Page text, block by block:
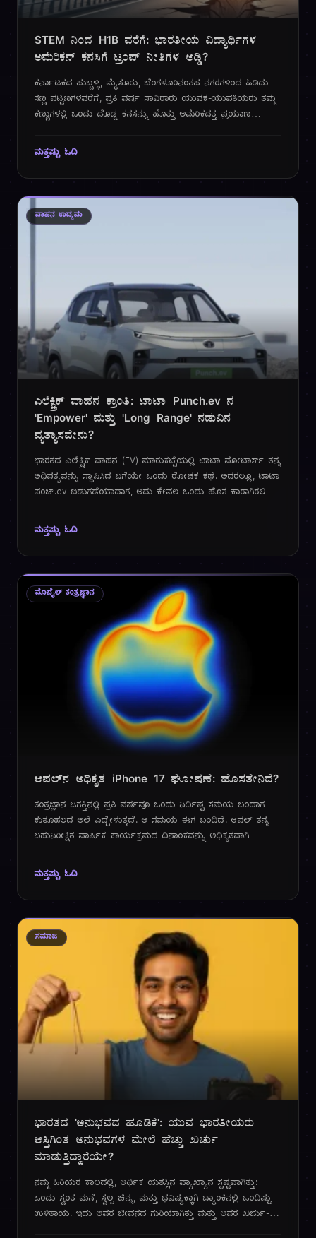
ಪ್ರ
STEM ನಿಂದ H1B ವರೆಗೆ: ಭಾರತೀಯ ವಿದ್ಯಾರ್ಥಿಗಳ
ಅಮೆರಿಕನ್ ಕನಸಿಗೆ ಟ್ರಂಪ್ ನೀತಿಗಳ ಅಡ್ಡಿ?
ಕರ್ನಾಟಕದ ಹುಬ್ಬಳ್ಳಿ, ಮೈಸೂರು, ಬೆಂಗಳೂರಿನಂತಹ ನಗರಗಳಿಂದ ಹಿಡಿದು
ಸಣ್ಣ ಪಟ್ಟಣಗಳವರೆಗೆ, ಪ್ರತಿ ವರ್ಷ ಸಾವಿರಾರು ಯುವಕ-ಯುವತಿಯರು ತಮ್ಮ
ಕಣ್ಣುಗಳಲ್ಲಿ ಒಂದು ದೊಡ್ಡ ಕನಸನ್ನು ಹೊತ್ತು ಅಮೆರಿಕದತ್ತ ಪ್ರಯಾಣ
ಭವಿಷ್ಯವನ್ನು ರೂಪಿಸಿಕೊಳ್ಳುವ ಈ ಕನಸಿಗೆ ಇರುವ ಚಿನ್ನದ ದಾರಿಯೇ STEM
ಕಾರ್ಯಕ್ರಮಗಳು. ಆದರೆ, 2025ರ ಆಗಸ್ಟ್ ತಿಂಗಳ ಹೊತ್ತಿಗೆ, ಅಮೆರಿಕದ
ರಾಜಕೀಯ ವಾತಾವರಣದಲ್ಲಿ ಆಗುತ್ತಿರುವ ಬದಲಾವಣೆಗಳು, ವಿಶೇಷವಾಗಿ
ಮಾಜಿ ಅಧ್ಯಕ್ಷ ಡೊನಾಲ್ಡ್ ಟ್ರಂಪ್ ಅವರ ಸಂಭಾವ್ಯ ನೀತಿಗಳು, ಈ ಕನಸಿನ
ಹಾದಿಯಲ್ಲಿ ಒಂದು ದೊಡ್ಡ ಅನಿಶ್ಚಿತತೆಯ ಕಾರ್ಮೋಡವನ್ನು ಸೃಷ್ಟಿಸಿವೆ.
ಮತ್ತಷ್ಟು ಓದಿ
ವಾಹನ ಉದ್ಯಮ
ಎಲೆಕ್ಟ್ರಿಕ್ ವಾಹನ ಕ್ರಾಂತಿ: ಟಾಟಾ Punch.ev ನ
'Empower' ಮತ್ತು 'Long Range' ನಡುವಿನ
ವ್ಯತ್ಯಾಸವೇನು?
ಭಾರತದ ಎಲೆಕ್ಟ್ರಿಕ್ ವಾಹನ (EV) ಮಾರುಕಟ್ಟೆಯಲ್ಲಿ ಟಾಟಾ ಮೋಟಾರ್ಸ್ ತನ್ನ
ಅಧಿಪತ್ಯವನ್ನು ಸ್ಥಾಪಿಸಿದ ಬಗೆಯೇ ಒಂದು ರೋಚಕ ಕಥೆ. ಅದರಲ್ಲೂ, ಟಾಟಾ
ಪಂಚ್.ev ಬಿಡುಗಡೆಯಾದಾಗ, ಅದು ಕೇವಲ ಒಂದು ಹೊಸ ಕಾರಾಗಿರಲಿಲ್ಲ;
ದೃಢವಾದ, ಸುರಕ್ಷಿತ ಮತ್ತು ಆಕರ್ಷಕ ಎಲೆಕ್ಟ್ರಿಕ್ SUV ಯನ್ನು ನೀಡುವ
ಮೂಲಕ, ಟಾಟಾ ಲಕ್ಷಾಂತರ ಭಾರತೀಯರ EV ಕನಸನ್ನು ನನಸು ಮಾಡಿತ್ತು.
ಆದರೆ, ತಂತ್ರಜ್ಞಾನದ ಜಗತ್ತು ನಿಂತ ನೀರಲ್ಲ. ಮಾರುಕಟ್ಟೆಯಲ್ಲಿ ಹೆಚ್ಚುತ್ತಿರುವ
ಸ್ಪರ್ಧೆ ಮತ್ತು ಗ್ರಾಹಕರ ಬದಲಾಗುತ್ತಿರುವ ನಿರೀಕ್ಷೆಗಳಿಗೆ ಸ್ಪಂದಿಸುವುದು
ಯಶಸ್ಸಿನ ಮೂಲಮಂತ್ರ.
ಮತ್ತಷ್ಟು ಓದಿ
ಮೊಬೈಲ್ ತಂತ್ರಜ್ಞಾನ
ಆಪಲ್‌ನ ಅಧಿಕೃತ iPhone 17 ಘೋಷಣೆ: ಹೊಸತೇನಿದೆ?
ತಂತ್ರಜ್ಞಾನ ಜಗತ್ತಿನಲ್ಲಿ ಪ್ರತಿ ವರ್ಷವೂ ಒಂದು ನಿರ್ದಿಷ್ಟ ಸಮಯ ಬಂದಾಗ
ಕುತೂಹಲದ ಅಲೆ ಎದ್ದೇಳುತ್ತದೆ. ಆ ಸಮಯ ಈಗ ಬಂದಿದೆ. ಆಪಲ್ ತನ್ನ
ಬಹುನಿರೀಕ್ಷಿತ ವಾರ್ಷಿಕ ಕಾರ್ಯಕ್ರಮದ ದಿನಾಂಕವನ್ನು ಅಧಿಕೃತವಾಗಿ
ಜಾಬ್ಸ್ ಥಿಯೇಟರ್‌ನಿಂದ ನೇರಪ್ರಸಾರವಾಗಲಿರುವ ಈ ಕಾರ್ಯಕ್ರಮದ ಆಹ್ವಾನ
ಪತ್ರಿಕೆ ಈಗ ಜಗತ್ತಿನಾದ್ಯಂತ ಟೆಕ್ ಉತ್ಸಾಹಿಗಳ ಮೊಬೈಲ್ ಸ್ಕ್ರೀನ್‌ಗಳನ್ನು
ಬೆಳಗುತ್ತಿದೆ.
ಮತ್ತಷ್ಟು ಓದಿ
ಸಮಾಜ
ಭಾರತದ 'ಅನುಭವದ ಹೂಡಿಕೆ': ಯುವ ಭಾರತೀಯರು
ಆಸ್ತಿಗಿಂತ ಅನುಭವಗಳ ಮೇಲೆ ಹೆಚ್ಚು ಖರ್ಚು
ಮಾಡುತ್ತಿದ್ದಾರೆಯೇ?
ನಮ್ಮ ಹಿರಿಯರ ಕಾಲದಲ್ಲಿ, ಆರ್ಥಿಕ ಯಶಸ್ಸಿನ ವ್ಯಾಖ್ಯಾನ ಸ್ಪಷ್ಟವಾಗಿತ್ತು:
ಒಂದು ಸ್ವಂತ ಮನೆ, ಸ್ವಲ್ಪ ಚಿನ್ನ, ಮತ್ತು ಭವಿಷ್ಯಕ್ಕಾಗಿ ಬ್ಯಾಂಕಿನಲ್ಲಿ ಒಂದಿಷ್ಟು
ಉಳಿತಾಯ. ಇದು ಅವರ ಜೀವನದ ಗುರಿಯಾಗಿತ್ತು ಮತ್ತು ಅವರ ಖರ್ಚು-